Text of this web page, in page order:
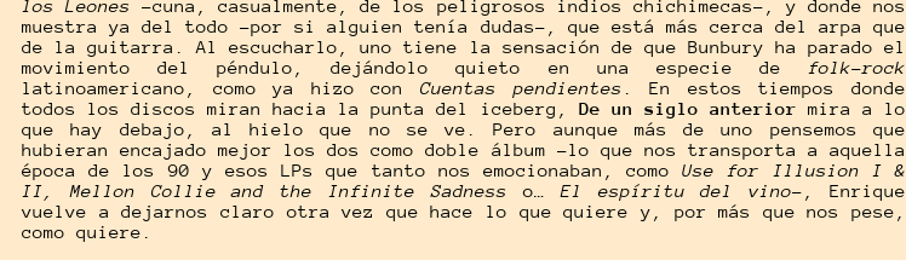
los Leones
-cuna, casualmente, de los peligrosos indios chichimecas-, y donde nos
muestra ya del todo -por si alguien tenía dudas-, que está más cerca del arpa que
de la guitarra. Al escucharlo, uno tiene la sensación de que Bunbury ha parado el
movimiento del péndulo, dejándolo quieto en una especie de
folk-rock
latinoamericano, como ya hizo con Cuentas pendientes . En estos tiempos donde
todos los discos miran hacia la punta del iceberg, De un siglo anterior mira a lo
que hay debajo, al hielo que no se ve. Pero aunque más de uno pensemos que
hubieran encajado mejor los dos como doble álbum -lo que nos transporta a aquella
época de los 90 y esos LPs que tanto nos emocionaban, comoUse for Illusion I &
II, Mellon Collie and the Infinite Sadness
o… El espíritu del vino- , Enrique
vuelve a dejarnos claro otra vez que hace lo que quiere y, por más que nos pese,
como quiere.